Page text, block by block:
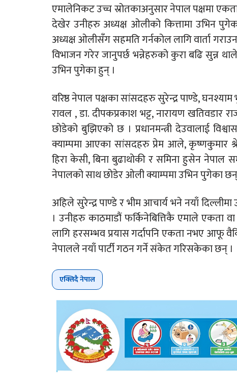
एमालेनिकट उच्च स्रोतकाअनुसार नेपाल पक्षमा
देखेर उनीहरु अध्यक्ष ओलीको कित्तामा उभिन
अध्यक्ष ओलीसँग सहमति गर्नकोल लागि वार्ता
विभाजन गरेर जानुपर्छ भन्नेहरुको कुरा बढि सुन्न
उभिन पुगेका हुन् ।
वरिष्ठ नेपाल पक्षका सांसदहरु सुरेन्द्र पाण्डे,
रावल , डा. दीपकप्रकाश भट्ट, नारायण
छोडेको बुझिएको छ । प्रधानमन्त्री देउवालाई
क्याम्पमा आएका सांसदहरु प्रेम आले, कृष्णकुमार
हिरा केसी, बिना बुढाथोकी र समिना हुसेन नेपाल
नेपालको साथ छोडेर ओली क्याम्पमा उभिन पुगेका
अहिले सुरेन्द्र पाण्डे र भीम आचार्य भने नयाँ
। उनीहरु काठमाडौं फर्किनेबित्तिकै एमाले एकता
लागि हरसम्भव प्रयास गर्दापनि एकता नभए आफू
नेपालले नयाँ पार्टी गठन गर्ने संकेत गरिसकेका छन् ।
एक्लिदै नेपाल